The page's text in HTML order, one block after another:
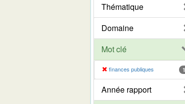
Thématique
Domaine
Mot clé
finances publiques 1
Année rapport